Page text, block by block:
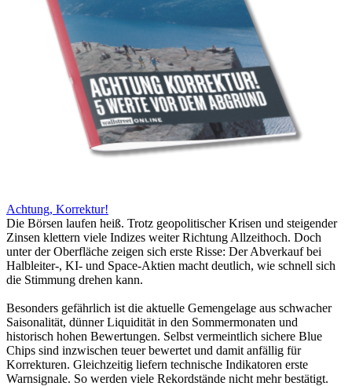
Achtung, Korrektur!
Die Börsen laufen heiß. Trotz geopolitischer Krisen und steigender
Zinsen klettern viele Indizes weiter Richtung Allzeithoch. Doch
unter der Oberfläche zeigen sich erste Risse: Der Abverkauf bei
Halbleiter-, KI- und Space-Aktien macht deutlich, wie schnell sich
die Stimmung drehen kann.
Besonders gefährlich ist die aktuelle Gemengelage aus schwacher
Saisonalität, dünner Liquidität in den Sommermonaten und
historisch hohen Bewertungen. Selbst vermeintlich sichere Blue
Chips sind inzwischen teuer bewertet und damit anfällig für
Korrekturen. Gleichzeitig liefern technische Indikatoren erste
Warnsignale. So werden viele Rekordstände nicht mehr bestätigt.